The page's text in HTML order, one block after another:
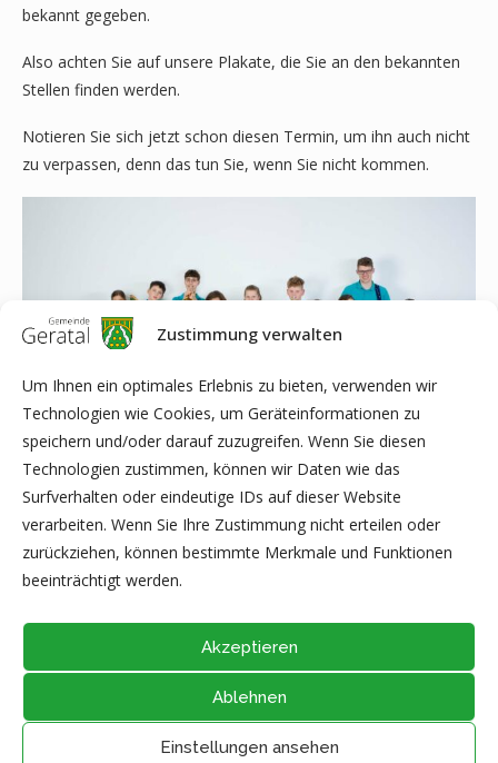
Zustimmung verwalten
Um Ihnen ein optimales Erlebnis zu bieten, verwenden wir
Technologien wie Cookies, um Geräteinformationen zu
speichern und/oder darauf zuzugreifen. Wenn Sie diesen
Technologien zustimmen, können wir Daten wie das
Surfverhalten oder eindeutige IDs auf dieser Website
verarbeiten. Wenn Sie Ihre Zustimmung nicht erteilen oder
zurückziehen, können bestimmte Merkmale und Funktionen
beeinträchtigt werden.
Akzeptieren
Ablehnen
Einstellungen ansehen
bekannt gegeben.
Also achten Sie auf unsere Plakate, die Sie an den bekannten
Stellen finden werden.
Notieren Sie sich jetzt schon diesen Termin, um ihn auch nicht
zu verpassen, denn das tun Sie, wenn Sie nicht kommen.
Musikverein Geraberg e.V.
@2026 - Alle Rechte vorbehalten durchGemeinde Geratal
DATENSCHUTZ|Thüringer Transparenzportal